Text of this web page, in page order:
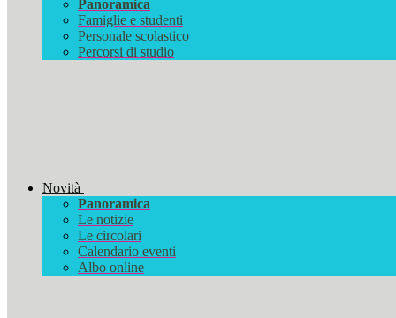
Panoramica
Famiglie e studenti
Personale scolastico
Percorsi di studio
Novità
Panoramica
Le notizie
Le circolari
Calendario eventi
Albo online